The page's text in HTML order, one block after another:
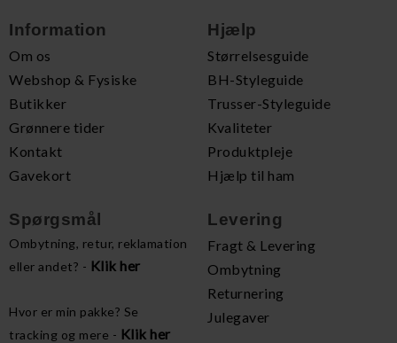
Information
Om os
Webshop & Fysiske
Butikker
Grønnere tider
Kontakt
Gavekort
Hjælp
Størrelsesguide
BH-Styleguide
Trusser-Styleguide
Kvaliteter
Produktpleje
Hjælp til ham
Spørgsmål
Ombytning, retur, reklamation
eller andet? - Klik her
Hvor er min pakke? Se
tracking og mere - Klik her
Levering
Fragt & Levering
Ombytning
Returnering
Julegaver